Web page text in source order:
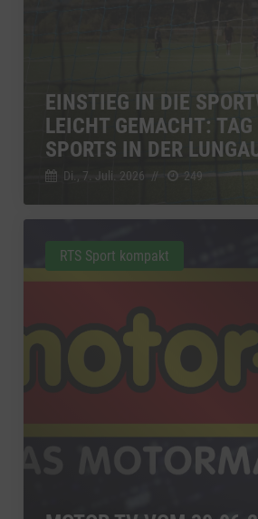
EINSTIEG IN DIE
LEICHT GEMACHT: TAG
SPORTS IN DER
Di., 7. Juli. 2026 // 249
RTS Sport kompakt